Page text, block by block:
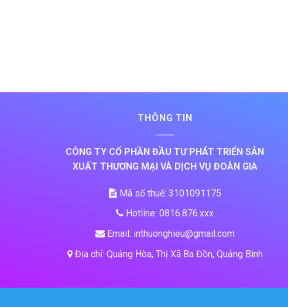
THÔNG TIN
CÔNG TY CỔ PHẦN ĐẦU TƯ PHÁT TRIỂN SẢN
XUẤT THƯƠNG MẠI VÀ DỊCH VỤ ĐOÀN GIA
Mã số thuế: 3101091175
Hotline: 0816.876.xxx
Email: inthuonghieu@gmail.com
Địa chỉ: Quảng Hòa, Thị Xã Ba Đồn, Quảng Bình